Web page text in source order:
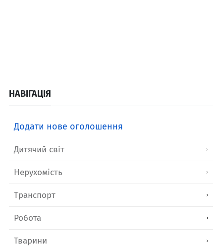
НАВІГАЦІЯ
Додати нове оголошення
Дитячий світ
Нерухомість
Транспорт
Робота
Тварини